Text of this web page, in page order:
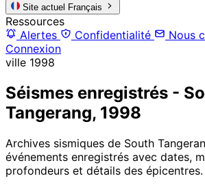
Site actuel Français
Ressources
Alertes
Confidentialité
Nous
Connexion
ville 1998
Séismes enregistrés -
Tangerang, 1998
Archives sismiques de South
événements enregistrés avec dates,
profondeurs et détails des épicentres.